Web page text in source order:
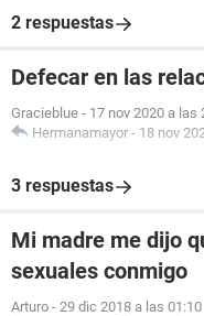
2 respuestas
Defecar en las
Gracieblue - 17 nov 2020 a las
Hermanamayor - 18 nov
3 respuestas
Mi madre me dijo
sexuales conmigo
Arturo - 29 dic 2018 a las 01:10